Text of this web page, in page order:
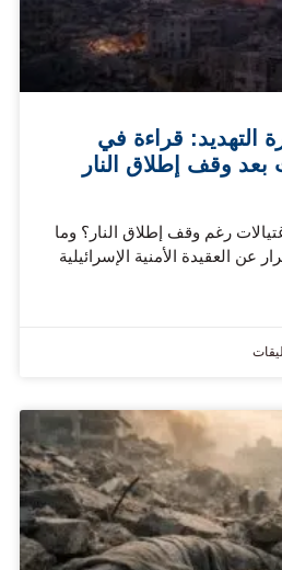
التهديد: قراءة في
بعد وقف إطلاق النار
رغم وقف إطلاق النار؟ وما
عن العقيدة الأمنية الإسرائيلية